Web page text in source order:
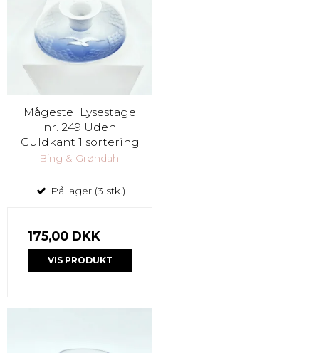
Mågestel Lysestage
nr. 249 Uden
Guldkant 1 sortering
Bing & Grøndahl
På lager (3 stk.)
175,00 DKK
VIS PRODUKT